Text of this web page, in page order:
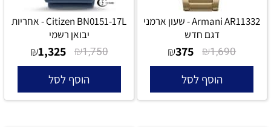
Armani AR11332 - שעון ארמני
דגם חדש
₪1,690
₪375
הוסף לסל
Citizen BN0151-17L - אחריות
יבואן רשמי
₪1,750
₪1,325
הוסף לסל